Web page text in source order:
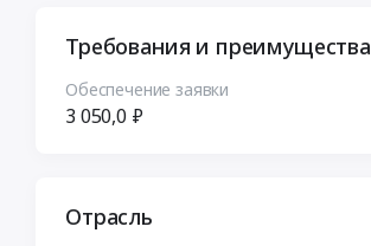
Требования и преимущества
Обеспечение заявки
3 050,0 ₽
Отрасль